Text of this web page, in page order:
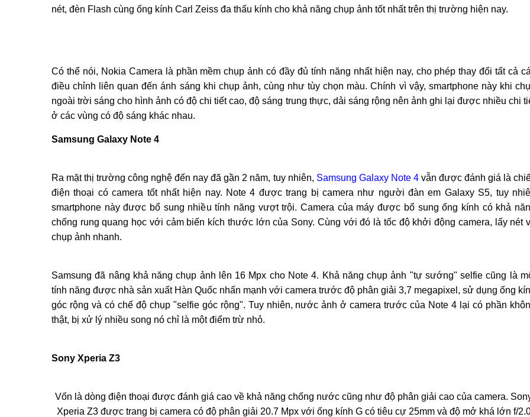
nét, đèn Flash cùng ống kính Carl Zeiss đa thấu kính cho khả năng chụp ảnh tốt nhất trên thị trường hiện nay.
Có thể nói, Nokia Camera là phần mềm chụp ảnh có đầy đủ tính năng nhất hiện nay, cho phép thay đổi tất cả
điều chỉnh liên quan đến ánh sáng khi chụp ảnh, cùng như tùy chọn màu. Chính vì vậy, smartphone này khi
ngoài trời sáng cho hình ảnh có độ chi tiết cao, độ sáng trung thực, dải sáng rộng nên ảnh ghi lại được nhiều chi
ở các vùng có độ sáng khác nhau.
Samsung Galaxy Note 4
Ra mặt thị trường công nghệ đến nay đã gần 2 năm, tuy nhiên, Samsung Galaxy Note 4vẫn được đánh giá là
điện thoại có camera tốt nhất hiện nay. Note 4 được trang bị camera như người đàn em Galaxy S5, tuy
smartphone này được bổ sung nhiều tính năng vượt trội. Camera của máy được bổ sung ống kính có khả
chống rung quang học với cảm biến kích thước lớn của Sony. Cùng với đó là tốc độ khởi động camera, lấy nét
chụp ảnh nhanh.
Samsung đã nâng khả năng chụp ảnh lên 16 Mpx cho Note 4. Khả năng chụp ảnh "tự sướng" selfie cũng là
tính năng được nhà sản xuất Hàn Quốc nhấn mạnh với camera trước độ phân giải 3,7 megapixel, sử dụng ống
góc rộng và có chế độ chụp "selfie góc rộng". Tuy nhiên, nước ảnh ở camera trước của Note 4 lại có phần
thật, bị xử lý nhiều song nó chỉ là một điểm trừ nhỏ.
Sony Xperia Z3
Vốn là dòng điện thoại được đánh giá cao về khả năng chống nước cũng như độ phân giải cao của camera.
Xperia Z3 được trang bị camera có độ phân giải 20.7 Mpx với ống kính G có tiêu cự 25mm và độ mở khá lớn f/